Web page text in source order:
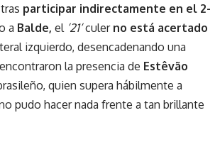
participar indirectamente en el 2-
a Balde, el ’21’culer no está acertado
izquierdo, desencadenando una
la presencia de Estêvão
quien supera hábilmente a
pudo hacer nada frente a tan brillante